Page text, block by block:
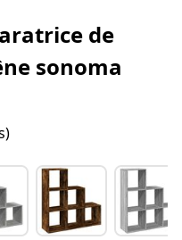
de
sonoma